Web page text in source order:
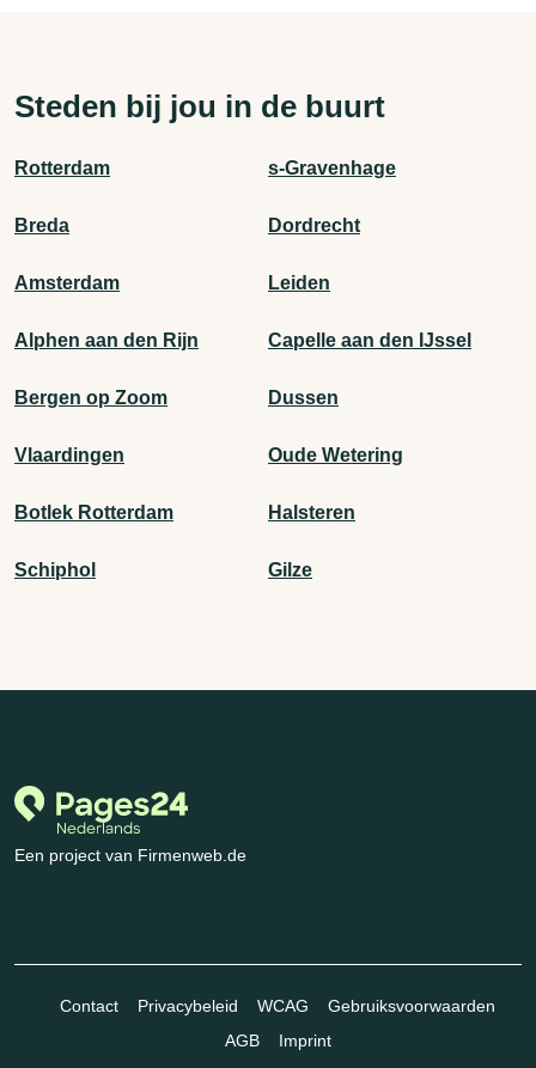
Steden bij jou in de buurt
Rotterdam s-Gravenhage
Breda Dordrecht
Amsterdam Leiden
Alphen aan den Rijn Capelle aan den IJssel
Bergen op Zoom Dussen
Vlaardingen Oude Wetering
Botlek Rotterdam Halsteren
Schiphol Gilze
Een project van Firmenweb.de
Contact Privacybeleid WCAG
Gebruiksvoorwaarden
AGB
Imprint